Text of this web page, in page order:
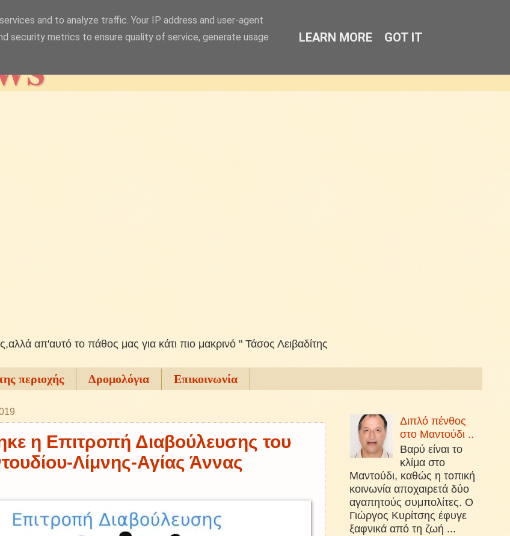
απ'αυτό το πάθος μας για κάτι πιο μακρινό " Τάσος Λειβαδίτης
περιοχής Δρομολόγια Επικοινωνία
η Επιτροπή Διαβούλευσης του
Λίμνης-Αγίας Άννας
Διπλό πένθος
στο Μαντούδι ..
Βαρύ είναι το
κλίμα στο
Μαντούδι, καθώς η τοπική
κοινωνία αποχαιρετά δύο
αγαπητούς συμπολίτες. Ο
Γιώργος Κυρίτσης έφυγε
ξαφνικά από τη ζωή ...
and to analyze traffic. Your IP address and user-agent
security metrics to ensure quality of service, generate usage
LEARN MORE GOT IT